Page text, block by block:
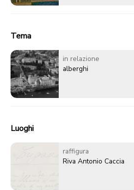
Tema
in relazione
alberghi
Luoghi
raffigura
Riva Antonio Caccia